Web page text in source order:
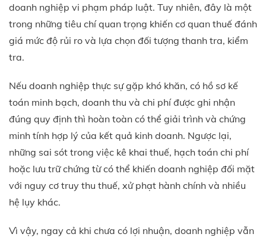
doanh nghiệp vi phạm pháp luật. Tuy nhiên, đây là một
trong những tiêu chí quan trọng khiến cơ quan thuế đánh
giá mức độ rủi ro và lựa chọn đối tượng thanh tra, kiểm
tra.
Nếu doanh nghiệp thực sự gặp khó khăn, có hồ sơ kế
toán minh bạch, doanh thu và chi phí được ghi nhận
đúng quy định thì hoàn toàn có thể giải trình và chứng
minh tính hợp lý của kết quả kinh doanh. Ngược lại,
những sai sót trong việc kê khai thuế, hạch toán chi phí
hoặc lưu trữ chứng từ có thể khiến doanh nghiệp đối mặt
với nguy cơ truy thu thuế, xử phạt hành chính và nhiều
hệ lụy khác.
Vì vậy, ngay cả khi chưa có lợi nhuận, doanh nghiệp vẫn